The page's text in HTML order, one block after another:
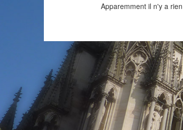
Apparemment il n'y a